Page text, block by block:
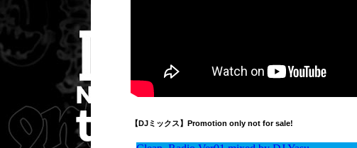
【DJミックス】Promotion only not for sale!